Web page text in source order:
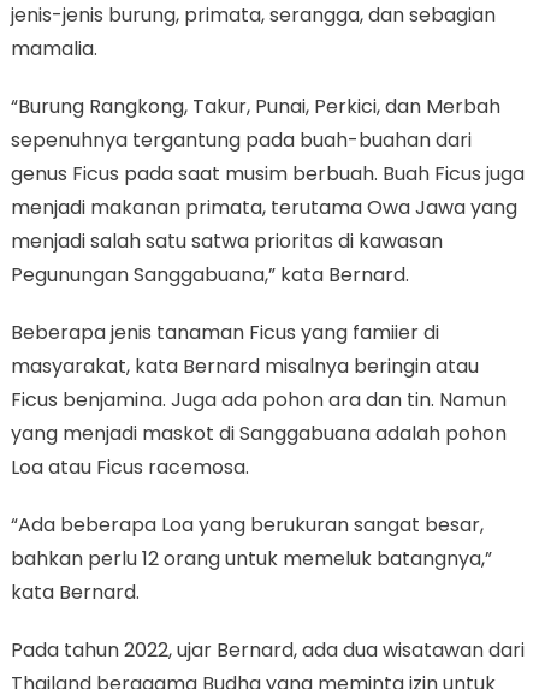
jenis-jenis burung, primata, serangga, dan sebagian
mamalia.
“Burung Rangkong, Takur, Punai, Perkici, dan Merbah
sepenuhnya tergantung pada buah-buahan dari
genus Ficus pada saat musim berbuah. Buah Ficus juga
menjadi makanan primata, terutama Owa Jawa yang
menjadi salah satu satwa prioritas di kawasan
Pegunungan Sanggabuana,” kata Bernard.
Beberapa jenis tanaman Ficus yang famiier di
masyarakat, kata Bernard misalnya beringin atau
Ficus benjamina. Juga ada pohon ara dan tin. Namun
yang menjadi maskot di Sanggabuana adalah pohon
Loa atau Ficus racemosa.
“Ada beberapa Loa yang berukuran sangat besar,
bahkan perlu 12 orang untuk memeluk batangnya,”
kata Bernard.
Pada tahun 2022, ujar Bernard, ada dua wisatawan dari